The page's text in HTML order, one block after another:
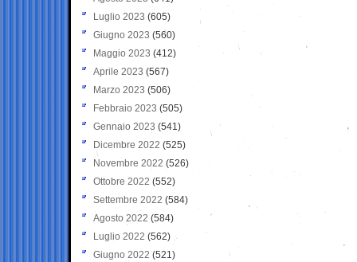
Luglio 2023 (605)
Giugno 2023 (560)
Maggio 2023 (412)
Aprile 2023 (567)
Marzo 2023 (506)
Febbraio 2023 (505)
Gennaio 2023 (541)
Dicembre 2022 (525)
Novembre 2022 (526)
Ottobre 2022 (552)
Settembre 2022 (584)
Agosto 2022 (584)
Luglio 2022 (562)
Giugno 2022 (521)